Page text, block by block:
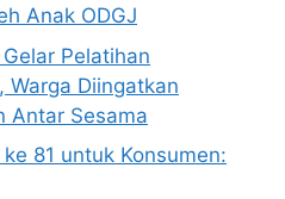
Anak ODGJ
Pelatihan
Warga Diingatkan
Antar Sesama
81 untuk Konsumen: